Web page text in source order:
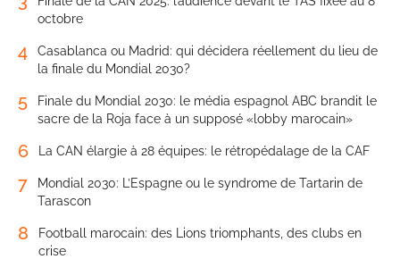
octobre
4
Casablanca ou Madrid: qui décidera réellement du lieu de
la finale du Mondial 2030?
5
Finale du Mondial 2030: le média espagnol ABC brandit le
sacre de la Roja face à un supposé «lobby marocain»
6 La CAN élargie à 28 équipes: le rétropédalage de la CAF
7
Mondial 2030: L’Espagne ou le syndrome de Tartarin de
Tarascon
8
Football marocain: des Lions triomphants, des clubs en
crise